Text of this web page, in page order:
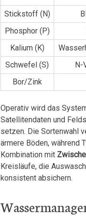
Stickstoff (N)
Phosphor (P)
Kalium (K)
Schwefel (S)
N-
Bor/Zink
Operativ wird das
Satellitendaten und
setzen. Die Sortenwahl
ärmere Böden, während
Kombination mit
Kreisläufe, die
konsistent absichern.